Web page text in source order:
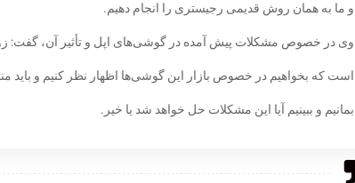
و ما به همان روش قدیمی رجیستری را انجام دهیم.
وی در خصوص مشکلات پیش آمده در گوشی‌های اپل و تأثیر آن، گفت:
است که بخواهیم در خصوص بازار این گوشی‌ها اظهار نظر کنیم و باید
بمانیم و ببینیم آیا این مشکلات حل خواهد شد یا خیر.